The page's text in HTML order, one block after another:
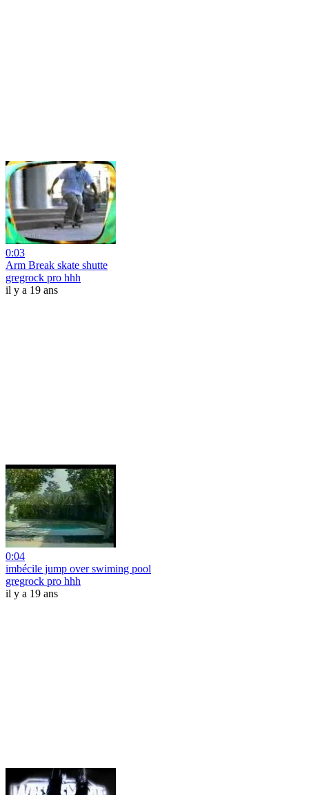
0:03
Arm Break skate shutte
gregrock pro hhh
il y a 19 ans
0:04
imbécile jump over swiming pool
gregrock pro hhh
il y a 19 ans